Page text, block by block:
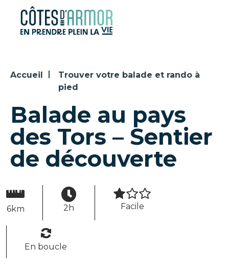
Panneau de gestion des cookies
Accueil
Trouver votre balade et rando à
pied
Balade au pays
des Tors – Sentier
de découverte
6km 2h Facile
En boucle